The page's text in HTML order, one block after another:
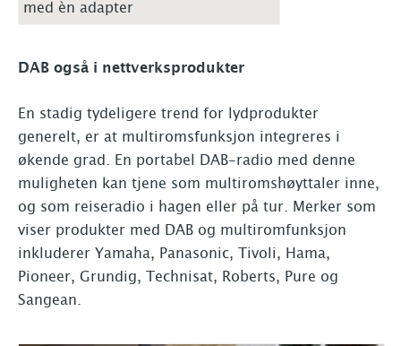
med èn adapter
DAB også i nettverksprodukter
En stadig tydeligere trend for lydprodukter
generelt, er at multiromsfunksjon integreres i
økende grad. En portabel DAB-radio med denne
muligheten kan tjene som multiromshøyttaler inne,
og som reiseradio i hagen eller på tur. Merker som
viser produkter med DAB og multiromfunksjon
inkluderer Yamaha, Panasonic, Tivoli, Hama,
Pioneer, Grundig, Technisat, Roberts, Pure og
Sangean.